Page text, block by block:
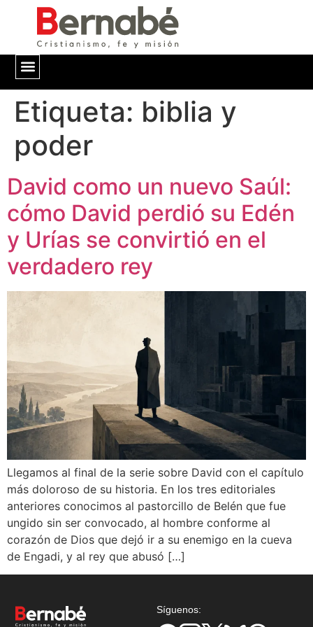
Etiqueta: biblia y
poder
David como un nuevo Saúl:
cómo David perdió su Edén
y Urías se convirtió en el
verdadero rey
Llegamos al final de la serie sobre David con el capítulo
más doloroso de su historia. En los tres editoriales
anteriores conocimos al pastorcillo de Belén que fue
ungido sin ser convocado, al hombre conforme al
corazón de Dios que dejó ir a su enemigo en la cueva
de Engadi, y al rey que abusó […]
Síguenos: